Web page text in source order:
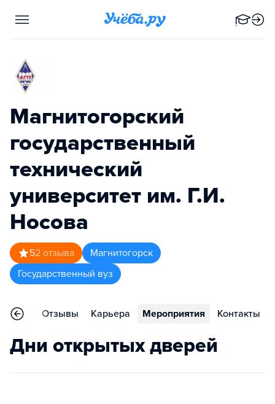
Магнитогорский
государственный
технический
университет им. Г.И.
Носова
52 отзыва
Магнитогорск
Государственный вуз
Отзывы Карьера Мероприятия Контакты
Дни открытых дверей